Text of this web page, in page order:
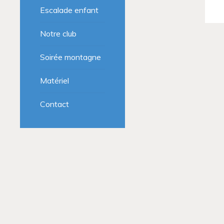
Escalade enfant
Notre club
Soirée montagne
Matériel
Contact